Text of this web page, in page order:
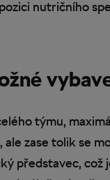
nutričního
týmu,
zase tolik se
představec, což